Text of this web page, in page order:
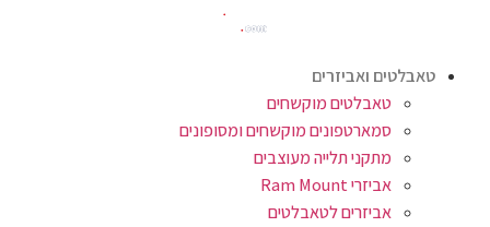
טאבלטים ואביזרים
טאבלטים מוקשחים
סמארטפונים מוקשחים ומסופונים
מתקני תלייה מעוצבים
אביזרי Ram Mount
אביזרים לטאבלטים